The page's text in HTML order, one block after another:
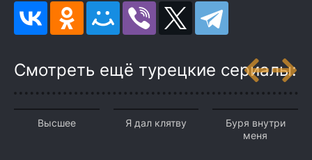
Смотреть ещё турецкие сериалы:
Высшее Я дал клятву
Буря внутри
меня